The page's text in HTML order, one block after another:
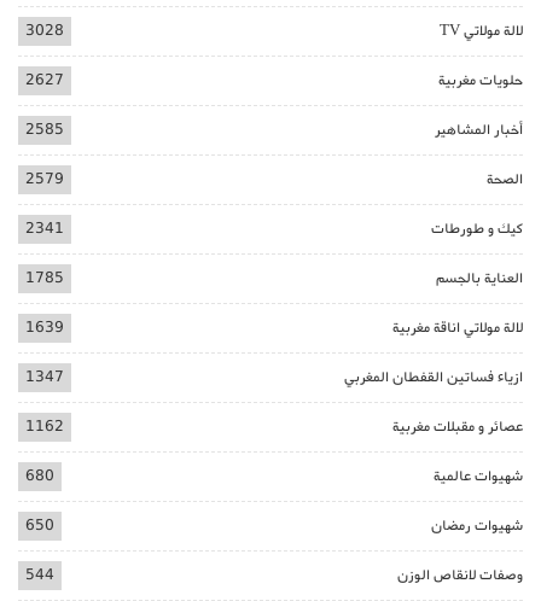
لالة مولاتي TV 3028
حلويات مغربية 2627
أخبار المشاهير 2585
الصحة 2579
كيك و طورطات 2341
العناية بالجسم 1785
لالة مولاتي اناقة مغربية 1639
ازياء فساتين القفطان المغربي 1347
عصائر و مقبلات مغربية 1162
شهيوات عالمية 680
شهيوات رمضان 650
وصفات لانقاص الوزن 544